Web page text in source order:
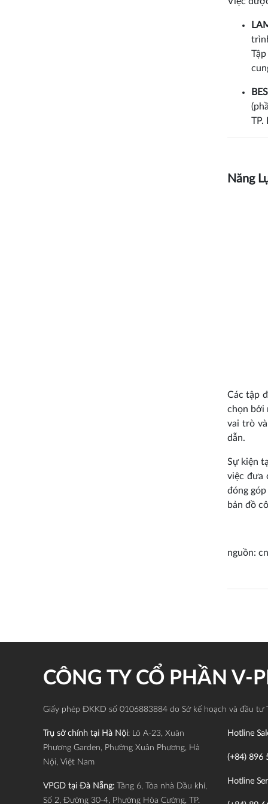
TP.
Năng
Các tập
chọn bởi
vai trò
dẫn.
Sự kiện
việc đưa
đóng
bản đồ
nguồn:
CÔNG TY CỔ PHẦN V-
Giấy phép ĐKKD số 0106883884 do Sở kế hoạch và đầu
Trụ sở chính tại Hà Nội: Lô A-23, Xuân
Phương Garden, Phường Xuân Phương, Hà
Nội, Việt Nam
VPGD tại Đà Nẵng: Tầng 6, Tòa nhà Dầu khí,
Số 2, Đường 30-4, Phường Hòa Cường, TP.
Hotline
(+84) 896
Hotline